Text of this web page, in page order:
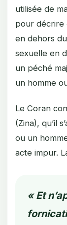
utilisée de
pour décrire
en dehors
sexuelle en
un péché
un homme
Le Coran
(Zina), qu’il
ou un
acte impur.
« Et